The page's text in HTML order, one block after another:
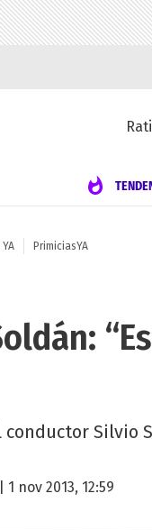
PrimiciasYA
conductor Silvio
| 1 nov 2013, 12:59